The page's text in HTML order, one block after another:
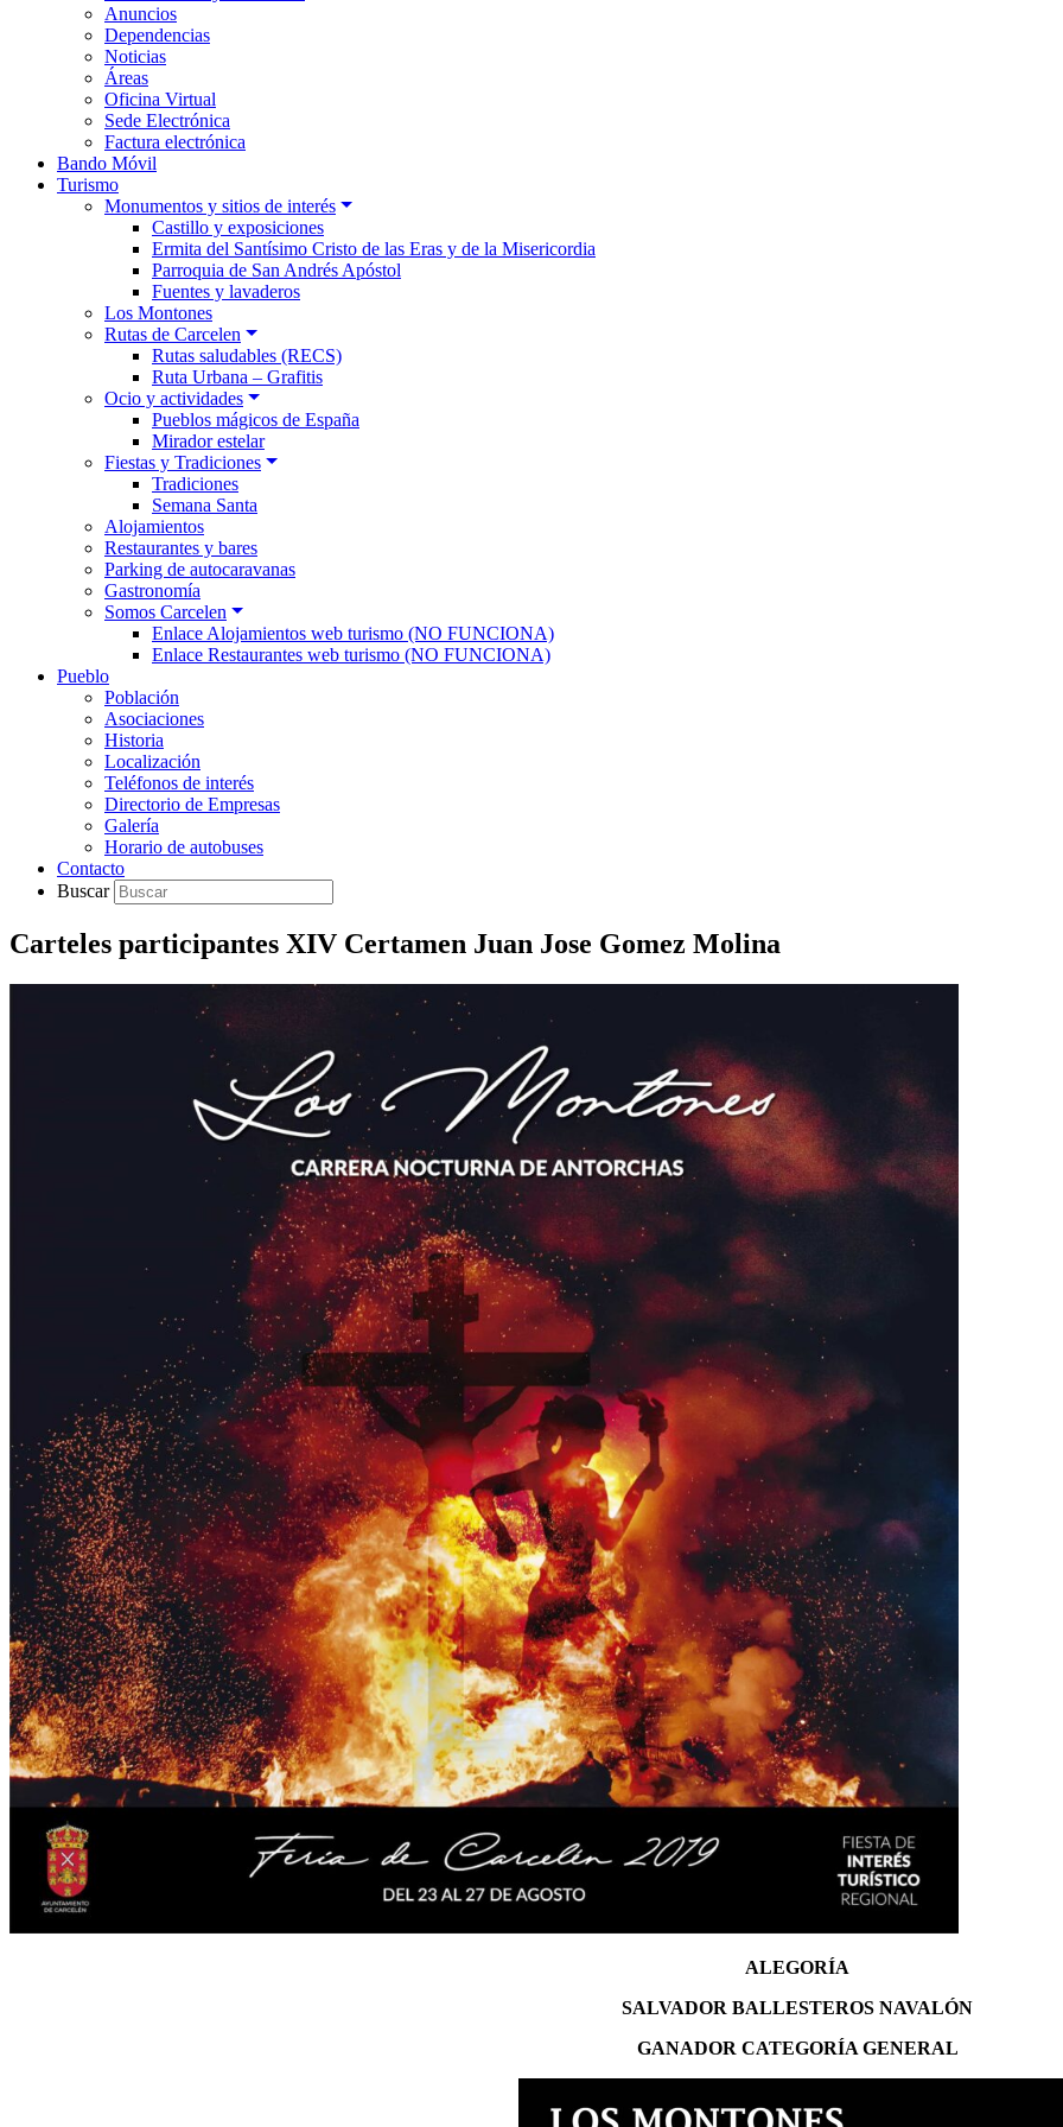
Anuncios
Dependencias
Noticias
Áreas
Oficina Virtual
Sede Electrónica
Factura electrónica
Bando Móvil
Turismo
Monumentos y sitios de interés
Castillo y exposiciones
Ermita del Santísimo Cristo de las Eras y de la Misericordia
Parroquia de San Andrés Apóstol
Fuentes y lavaderos
Los Montones
Rutas de Carcelen
Rutas saludables (RECS)
Ruta Urbana – Grafitis
Ocio y actividades
Pueblos mágicos de España
Mirador estelar
Fiestas y Tradiciones
Tradiciones
Semana Santa
Alojamientos
Restaurantes y bares
Parking de autocaravanas
Gastronomía
Somos Carcelen
Enlace Alojamientos web turismo (NO FUNCIONA)
Enlace Restaurantes web turismo (NO FUNCIONA)
Pueblo
Población
Asociaciones
Historia
Localización
Teléfonos de interés
Directorio de Empresas
Galería
Horario de autobuses
Contacto
Buscar
Carteles participantes XIV Certamen Juan Jose Gomez Molina
ALEGORÍA
SALVADOR BALLESTEROS NAVALÓN
GANADOR CATEGORÍA GENERAL